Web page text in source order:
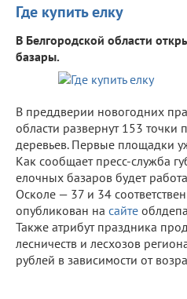
Где купить елку
В Белгородской области
базары.
В преддверии новогодних
области развернут 153
деревьев. Первые площадки
Как сообщает пресс-служба
елочных базаров будет
Осколе — 37 и 34
опубликован на сайте
Также атрибут праздника
лесничеств и лесхозов
рублей в зависимости от